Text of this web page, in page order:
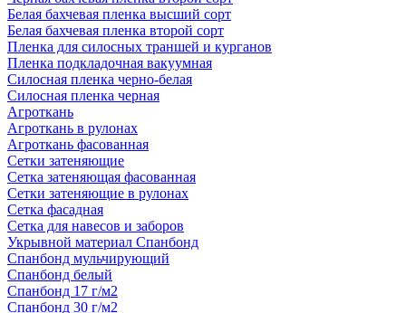
Белая бахчевая пленка высший сорт
Белая бахчевая пленка второй сорт
Пленка для силосных траншей и курганов
Пленка подкладочная вакуумная
Силосная пленка черно-белая
Силосная пленка черная
Агроткань
Агроткань в рулонах
Агроткань фасованная
Сетки затеняющие
Сетка затеняющая фасованная
Сетки затеняющие в рулонах
Сетка фасадная
Сетка для навесов и заборов
Укрывной материал Спанбонд
Спанбонд мульчирующий
Спанбонд белый
Спанбонд 17 г/м2
Спанбонд 30 г/м2